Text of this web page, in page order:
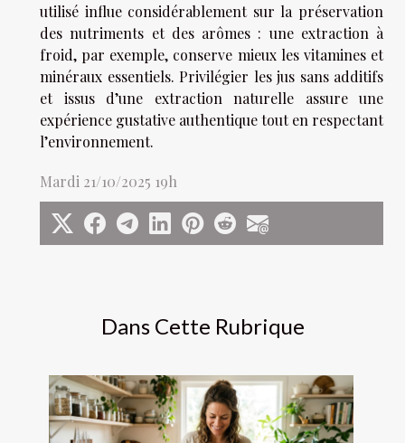
Dans Cette Rubrique
utilisé influe considérablement sur la préservation
des nutriments et des arômes : une extraction à
froid, par exemple, conserve mieux les vitamines et
minéraux essentiels. Privilégier les jus sans additifs
et issus d’une extraction naturelle assure une
expérience gustative authentique tout en respectant
l’environnement.
Mardi 21/10/2025 19h